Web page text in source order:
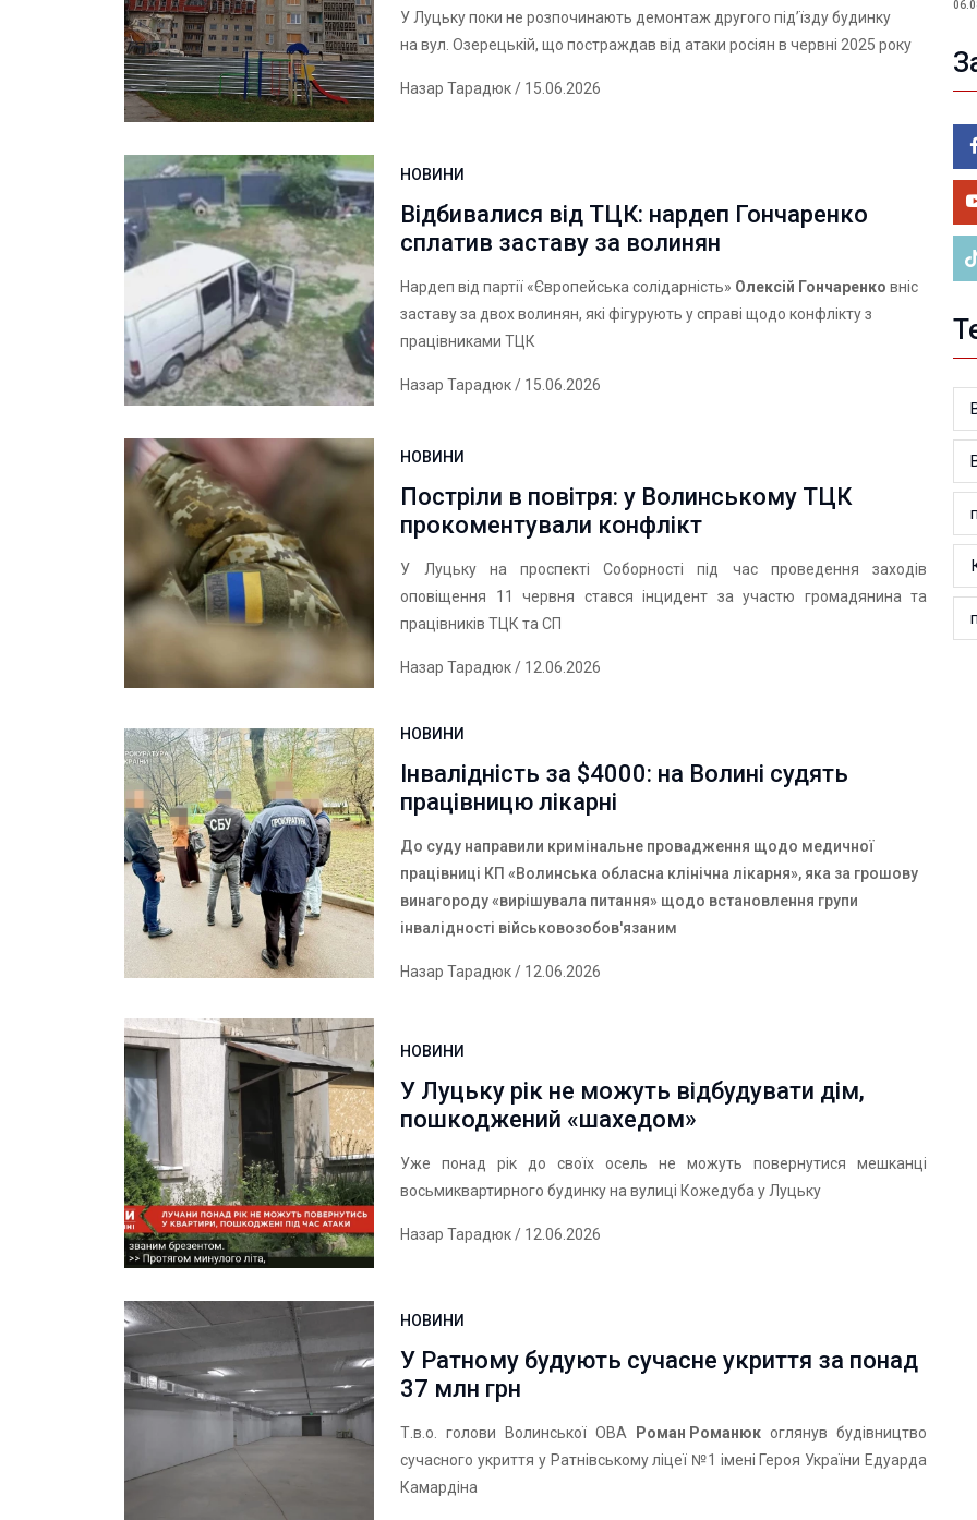
У Луцьку поки не розпочинають демонтаж другого під’їзду будинку
на вул. Озерецькій, що постраждав від атаки росіян в червні 2025 року
Назар Тарадюк/ 15.06.2026
НОВИНИ
Відбивалися від ТЦК: нардеп Гончаренко
сплатив заставу за волинян
Нардеп від партії «Європейська солідарність» Олексій Гончаренко вніс
заставу за двох волинян, які фігурують у справі щодо конфлікту з
працівниками ТЦК
Назар Тарадюк/ 15.06.2026
НОВИНИ
Постріли в повітря: у Волинському ТЦК
прокоментували конфлікт
У Луцьку на проспекті Соборності під час проведення заходів
оповіщення 11 червня стався інцидент за участю громадянина та
працівників ТЦК та СП
Назар Тарадюк/ 12.06.2026
НОВИНИ
Інвалідність за $4000: на Волині судять
працівницю лікарні
До суду направили кримінальне провадження щодо медичної
працівниці КП «Волинська обласна клінічна лікарня», яка за грошову
винагороду «вирішувала питання» щодо встановлення групи
інвалідності військовозобов'язаним
Назар Тарадюк/ 12.06.2026
НОВИНИ
У Луцьку рік не можуть відбудувати дім,
пошкоджений «шахедом»
Уже понад рік до своїх осель не можуть повернутися мешканці
восьмиквартирного будинку на вулиці Кожедуба у Луцьку
Назар Тарадюк/ 12.06.2026
НОВИНИ
У Ратному будують сучасне укриття за понад
37 млн грн
Т.в.о. голови Волинської ОВА Роман Романюк оглянув будівництво
сучасного укриття у Ратнівському ліцеї №1 імені Героя України Едуарда
Камардіна
У